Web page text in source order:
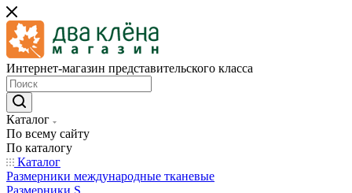
Интернет-магазин представительского класса
Каталог
По всему сайту
По каталогу
Каталог
Размерники международные тканевые
Размерники S